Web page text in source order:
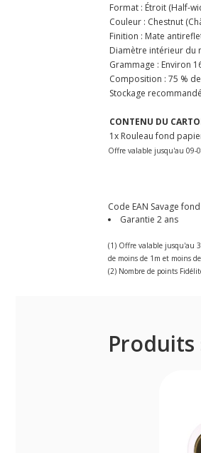
Format : Étroit (Half-
Couleur : Chestnut
Finition : Mate
Diamètre intérieur du
Grammage : Environ
Composition : 75 %
Stockage
CONTENU DU
1x Rouleau fond
Offre valable jusqu'au 09-
Code EAN Savage
Garantie 2 ans
(1) Offre valable jusqu'au
de moins de 1m et moins de
(2) Nombre de points